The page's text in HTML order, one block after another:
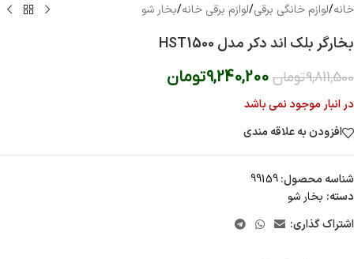
خانه/لوازم خانگی برقی/لوازم برقی خانه/بخار شو
بخارگر بلک اند دکر مدل HST1500
9,811,500تومان 9,240,200تومان
در انبار موجود نمی باشد
افزودن به علاقه مندی
شناسه محصول:99159
دسته: بخار شو
اشتراک گذاری: